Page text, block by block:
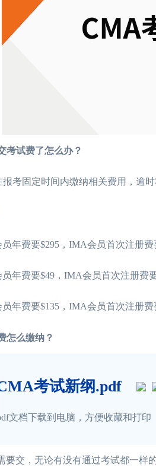
试费了怎么办？
固定时间内缴纳相关费用，逾时
费要$295，IMA会员首次注册费
费要$49，IMA会员首次注册费要
费要$135，IMA会员首次注册费
么缴纳？
考试新纲.pdf
文档下载到电脑，方便收藏和打印
，无论有没有通过考试都一样